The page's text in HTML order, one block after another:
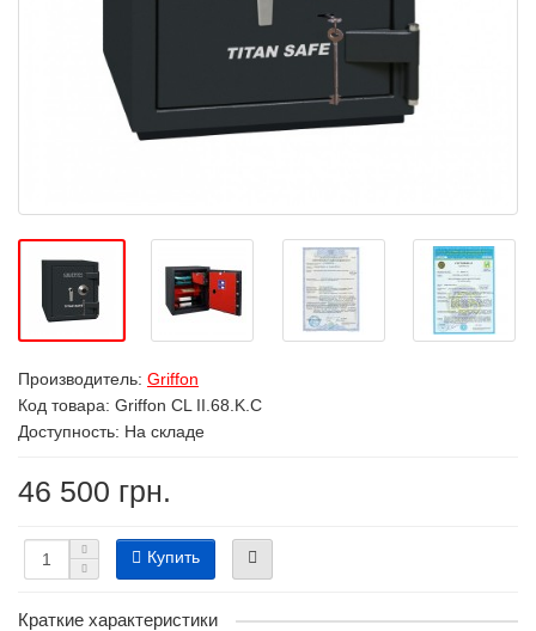
Производитель: Griffon
Код товара: Griffon CL II.68.K.C
Доступность: На складе
46 500 грн.
Купить
Краткие характеристики